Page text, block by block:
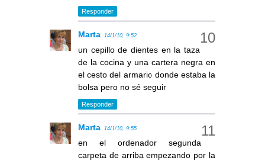
Responder
Marta 14/1/10, 9:52
un cepillo de dientes en la taza
de la cocina y una cartera negra en
el cesto del armario donde estaba la
bolsa pero no sé seguir
Responder
Marta 14/1/10, 9:55
en el ordenador segunda
carpeta de arriba empezando por la